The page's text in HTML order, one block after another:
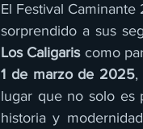
El Festival
Los Caligaris
1 de marzo de 2025,
lugar que no solo es
historia y